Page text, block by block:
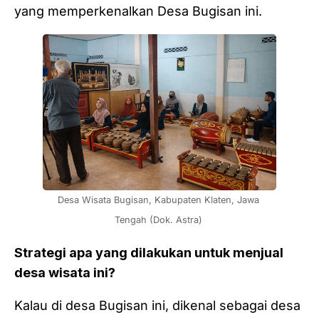
yang memperkenalkan Desa Bugisan ini.
Desa Wisata Bugisan, Kabupaten Klaten, Jawa
Tengah (Dok. Astra)
Strategi apa yang dilakukan untuk menjual
desa wisata ini?
Kalau di desa Bugisan ini, dikenal sebagai desa